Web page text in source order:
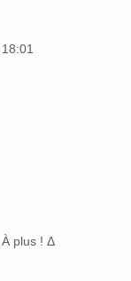
plus ! Δ